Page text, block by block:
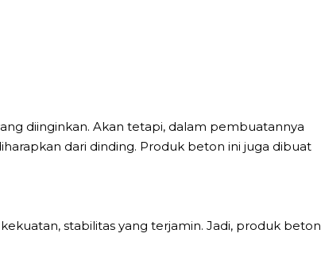
diinginkan. Akan tetapi, dalam pembuatannya
dari dinding. Produk beton ini juga dibuat
stabilitas yang terjamin. Jadi, produk beton